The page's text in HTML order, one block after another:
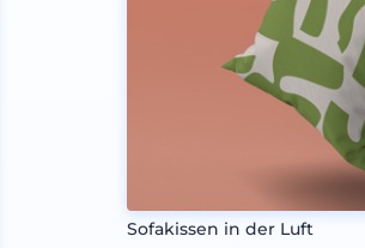
Sofakissen in der Luft